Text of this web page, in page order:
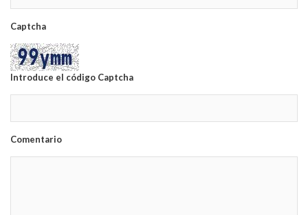
Captcha
Introduce el código Captcha
Comentario